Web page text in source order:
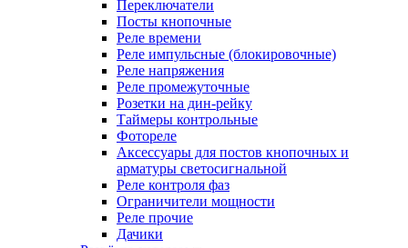
Переключатели
Посты кнопочные
Реле времени
Реле импульсные (блокировочные)
Реле напряжения
Реле промежуточные
Розетки на дин-рейку
Таймеры контрольные
Фотореле
Аксессуары для постов кнопочных и
арматуры светосигнальной
Реле контроля фаз
Ограничители мощности
Реле прочие
Дачики